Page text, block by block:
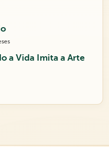
a Vida Imita a Arte